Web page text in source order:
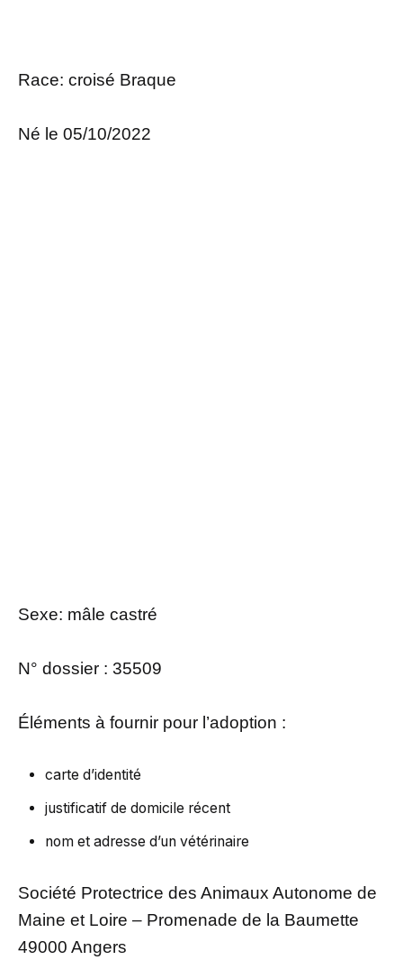
Race: croisé Braque
Né le 05/10/2022
Sexe: mâle castré
N° dossier : 35509
Éléments à fournir pour l’adoption :
carte d’identité
justificatif de domicile récent
nom et adresse d’un vétérinaire
Société Protectrice des Animaux Autonome de
Maine et Loire – Promenade de la Baumette
49000 Angers